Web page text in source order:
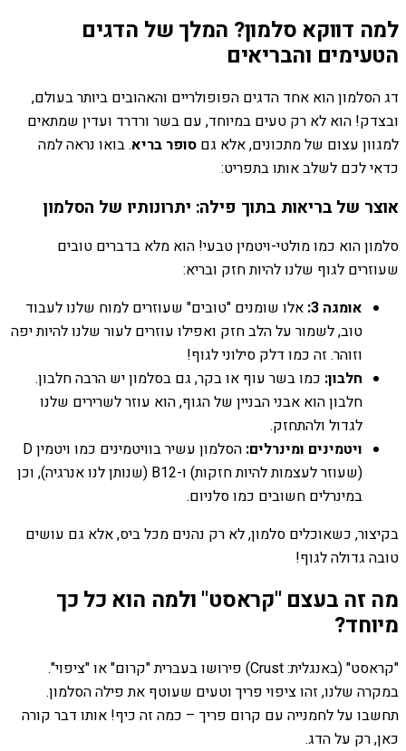
למה דווקא סלמון? המלך של הדגים
הטעימים והבריאים
דג הסלמון הוא אחד הדגים הפופולריים והאהובים ביותר בעולם,
ובצדק! הוא לא רק טעים במיוחד, עם בשר ורדרד ועדין שמתאים
למגוון עצום של מתכונים, אלא גם סופר בריא. בואו נראה למה
כדאי לכם לשלב אותו בתפריט:
אוצר של בריאות בתוך פילה: יתרונותיו של הסלמון
סלמון הוא כמו מולטי-ויטמין טבעי! הוא מלא בדברים טובים
שעוזרים לגוף שלנו להיות חזק ובריא:
אומגה 3:
אלו שומנים "טובים" שעוזרים למוח שלנו לעבוד
טוב, לשמור על הלב חזק ואפילו עוזרים לעור שלנו להיות יפה
וזוהר. זה כמו דלק סילוני לגוף!
חלבון: כמו בשר עוף או בקר, גם בסלמון יש הרבה חלבון.
חלבון הוא אבני הבניין של הגוף, הוא עוזר לשרירים שלנו
לגדול ולהתחזק.
ויטמינים ומינרלים:
הסלמון עשיר בוויטמינים כמו ויטמין D
(שעוזר לעצמות להיות חזקות) ו-B12 (שנותן לנו אנרגיה), וכן
במינרלים חשובים כמו סלניום.
בקיצור, כשאוכלים סלמון, לא רק נהנים מכל ביס, אלא גם עושים
טובה גדולה לגוף!
מה זה בעצם "קראסט" ולמה הוא כל כך
מיוחד?
"קראסט" (באנגלית: Crust) פירושו בעברית "קרום" או "ציפוי".
במקרה שלנו, זהו ציפוי פריך וטעים שעוטף את פילה הסלמון.
תחשבו על לחמנייה עם קרום פריך – כמה זה כיף! אותו דבר קורה
כאן, רק על הדג.